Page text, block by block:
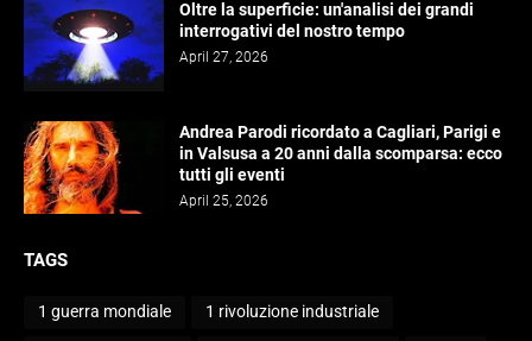
Oltre la superficie: un'analisi dei grandi
interrogativi del nostro tempo
April 27, 2026
Andrea Parodi ricordato a Cagliari, Parigi e
in Valsusa a 20 anni dalla scomparsa: ecco
tutti gli eventi
April 25, 2026
TAGS
1 guerra mondiale 1 rivoluzione industriale